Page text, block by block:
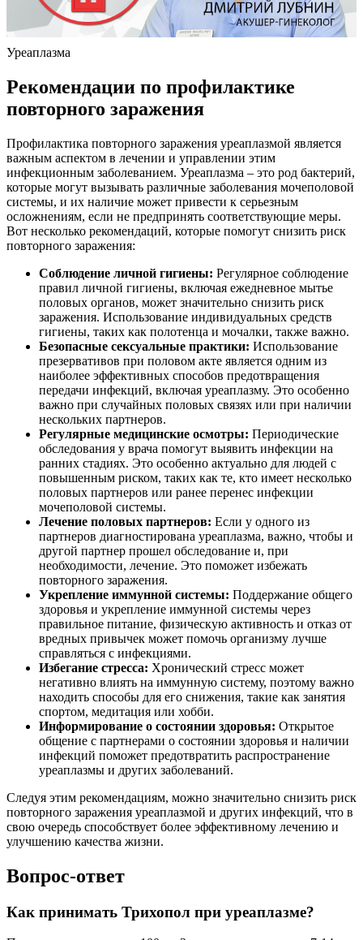
Уреаплазма
Рекомендации по профилактике
повторного заражения
Профилактика повторного заражения уреаплазмой является
важным аспектом в лечении и управлении этим
инфекционным заболеванием. Уреаплазма – это род бактерий,
которые могут вызывать различные заболевания мочеполовой
системы, и их наличие может привести к серьезным
осложнениям, если не предпринять соответствующие меры.
Вот несколько рекомендаций, которые помогут снизить риск
повторного заражения:
Соблюдение личной гигиены: Регулярное соблюдение
правил личной гигиены, включая ежедневное мытье
половых органов, может значительно снизить риск
заражения. Использование индивидуальных средств
гигиены, таких как полотенца и мочалки, также важно.
Безопасные сексуальные практики: Использование
презервативов при половом акте является одним из
наиболее эффективных способов предотвращения
передачи инфекций, включая уреаплазму. Это особенно
важно при случайных половых связях или при наличии
нескольких партнеров.
Регулярные медицинские осмотры: Периодические
обследования у врача помогут выявить инфекции на
ранних стадиях. Это особенно актуально для людей с
повышенным риском, таких как те, кто имеет несколько
половых партнеров или ранее перенес инфекции
мочеполовой системы.
Лечение половых партнеров: Если у одного из
партнеров диагностирована уреаплазма, важно, чтобы и
другой партнер прошел обследование и, при
необходимости, лечение. Это поможет избежать
повторного заражения.
Укрепление иммунной системы: Поддержание общего
здоровья и укрепление иммунной системы через
правильное питание, физическую активность и отказ от
вредных привычек может помочь организму лучше
справляться с инфекциями.
Избегание стресса: Хронический стресс может
негативно влиять на иммунную систему, поэтому важно
находить способы для его снижения, такие как занятия
спортом, медитация или хобби.
Информирование о состоянии здоровья: Открытое
общение с партнерами о состоянии здоровья и наличии
инфекций поможет предотвратить распространение
уреаплазмы и других заболеваний.
Следуя этим рекомендациям, можно значительно снизить риск
повторного заражения уреаплазмой и других инфекций, что в
свою очередь способствует более эффективному лечению и
улучшению качества жизни.
Вопрос-ответ
Как принимать Трихопол при уреаплазме?